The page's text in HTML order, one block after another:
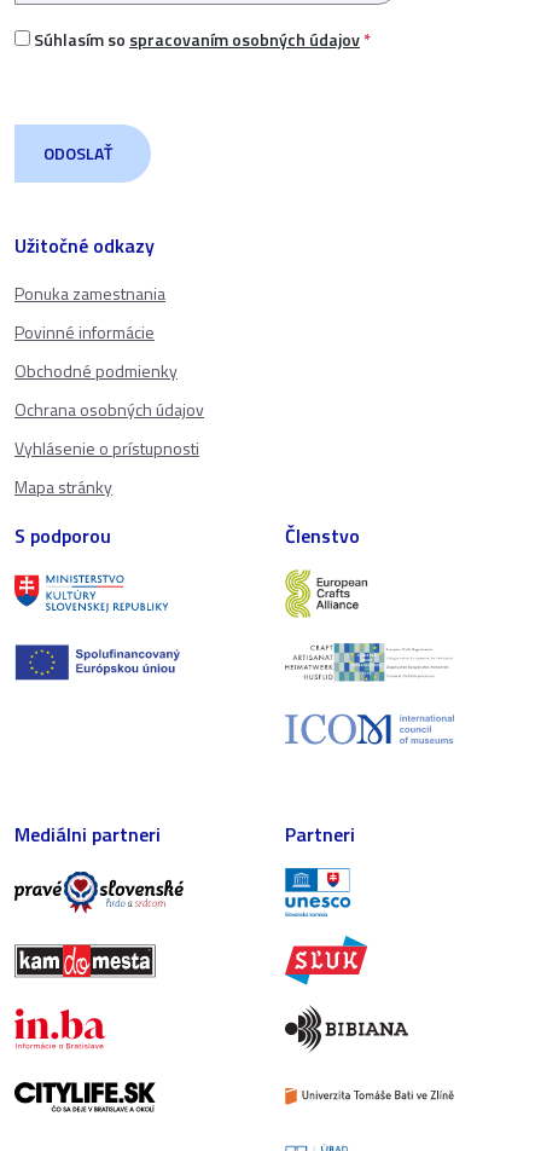
Užitočné odkazy
Ponuka zamestnania
Povinné informácie
Obchodné podmienky
Ochrana osobných údajov
Vyhlásenie o prístupnosti
Mapa stránky
Súhlasím so spracovaním osobných údajov*
S podporou Členstvo
Mediálni partneri Partneri